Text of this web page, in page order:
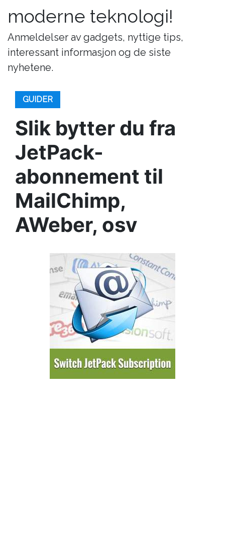
moderne teknologi!
Anmeldelser av gadgets, nyttige tips,
interessant informasjon og de siste
nyhetene.
GUIDER
Slik bytter du fra
JetPack-
abonnement til
MailChimp,
AWeber, osv